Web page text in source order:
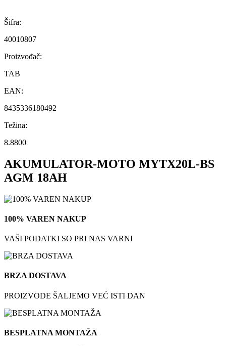
Šifra:
40010807
Proizvođač:
TAB
EAN:
8435336180492
Težina:
8.8800
AKUMULATOR-MOTO MYTX20L-BS
AGM 18AH
100% VAREN NAKUP
VAŠI PODATKI SO PRI NAS VARNI
BRZA DOSTAVA
PROIZVODE ŠALJEMO VEĆ ISTI DAN
BESPLATNA MONTAŽA